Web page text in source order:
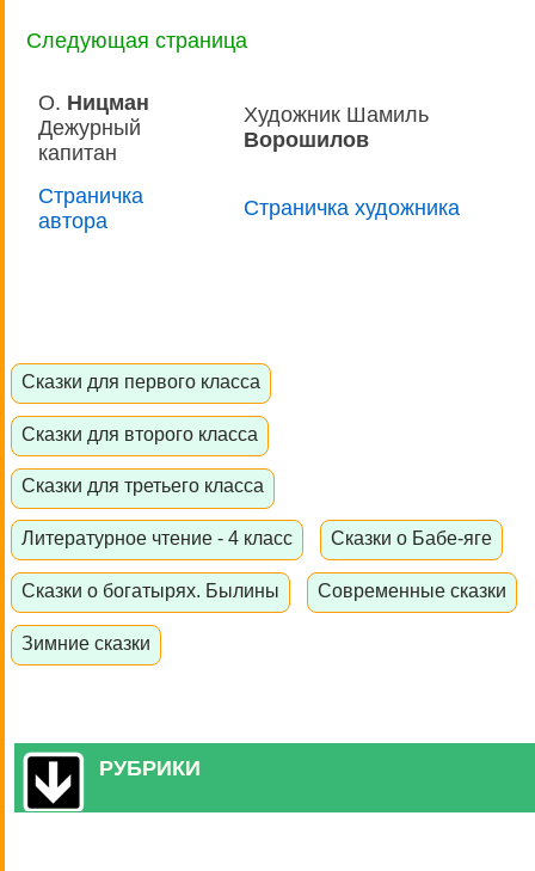
Следующая страница
О. Ницман
Дежурный
капитан
Художник Шамиль
Ворошилов
Страничка
автора
Страничка художника
Сказки для первого класса
Сказки для второго класса
Сказки для третьего класса
Литературное чтение - 4 класс Сказки о Бабе-яге
Сказки о богатырях. Былины Современные сказки
Зимние сказки
РУБРИКИ